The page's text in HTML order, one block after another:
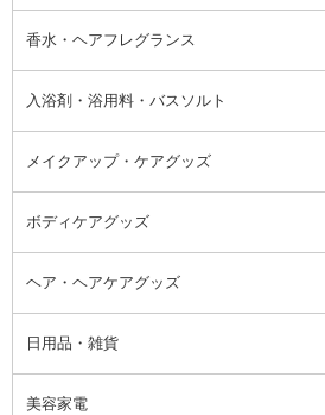
リップクリーム・リップケア
顔用マッサージ料
ハイライト・シェーディング
ネイルケア
脱毛・除毛ケア
頭皮ケア・育毛剤
その他シャンプー・ヘアケア・ヘ
アスタイリング
その他日焼け対策・UVケア
フット用デオドラント・制汗剤・
汗ケア
ネイル・ネイルグッズ全て
ジェルネイル
リムーバー・除光液
香水・ヘアフレグランス
香水・ヘアフレグランス全て
フレグランスミスト
その他香水・ヘアフレグランス
入浴剤・浴用料・バスソルト
入浴剤・浴用料・バスソルト全て
バスソルト
メイクアップ・ケアグッズ
メイクアップ・ケアグッズ全て
コットン・綿棒
洗顔グッズ
ブラシ・チップ
ボディケアグッズ
ボディケアグッズ全て
マッサージ・ボディケアグッズ
かかと・角質ケアグッズ
ヘア・ヘアケアグッズ
ヘア・ヘアケアグッズ全て
ヘアゴム
日用品・雑貨
日用品・雑貨全て
美容家電